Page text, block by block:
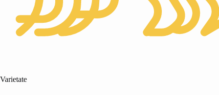
Varietate